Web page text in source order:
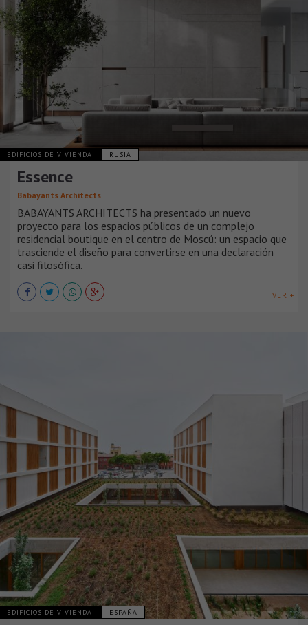
EDIFICIOS DE VIVIENDA RUSIA
Essence
Babayants Architects
BABAYANTS ARCHITECTS ha presentado un nuevo
proyecto para los espacios públicos de un complejo
residencial boutique en el centro de Moscú: un espacio que
trasciende el diseño para convertirse en una declaración
casi filosófica.
VER +
EDIFICIOS DE VIVIENDA ESPAÑA